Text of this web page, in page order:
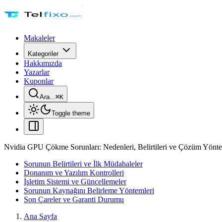
Makaleler
Kategoriler
Hakkımızda
Yazarlar
Kuponlar
Ara...⌘K
Toggle theme
Nvidia GPU Çökme Sorunları: Nedenleri, Belirtileri ve Çözüm
Sorunun Belirtileri ve İlk Müdahaleler
Donanım ve Yazılım Kontrolleri
İşletim Sistemi ve Güncellemeler
Sorunun Kaynağını Belirleme Yöntemleri
Son Çareler ve Garanti Durumu
Ana Sayfa